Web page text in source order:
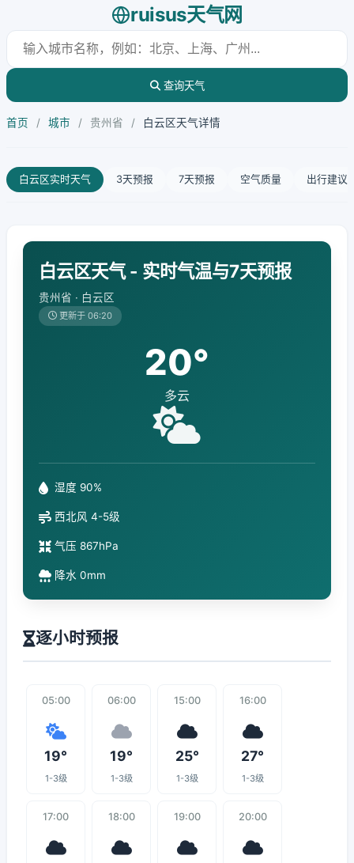
ruisus天气网
查询天气
首页 / 城市 / 贵州省 / 白云区天气详情
白云区实时天气 3天预报 7天预报 空气质量 出行建议
白云区天气 - 实时气温与7天预报
贵州省 · 白云区
更新于 06:20
20°
多云
湿度 90%
西北风 4-5级
气压 867hPa
降水 0mm
逐小时预报
05:00
19°
1-3级
06:00
19°
1-3级
15:00
25°
1-3级
16:00
27°
1-3级
17:00 18:00 19:00 20:00